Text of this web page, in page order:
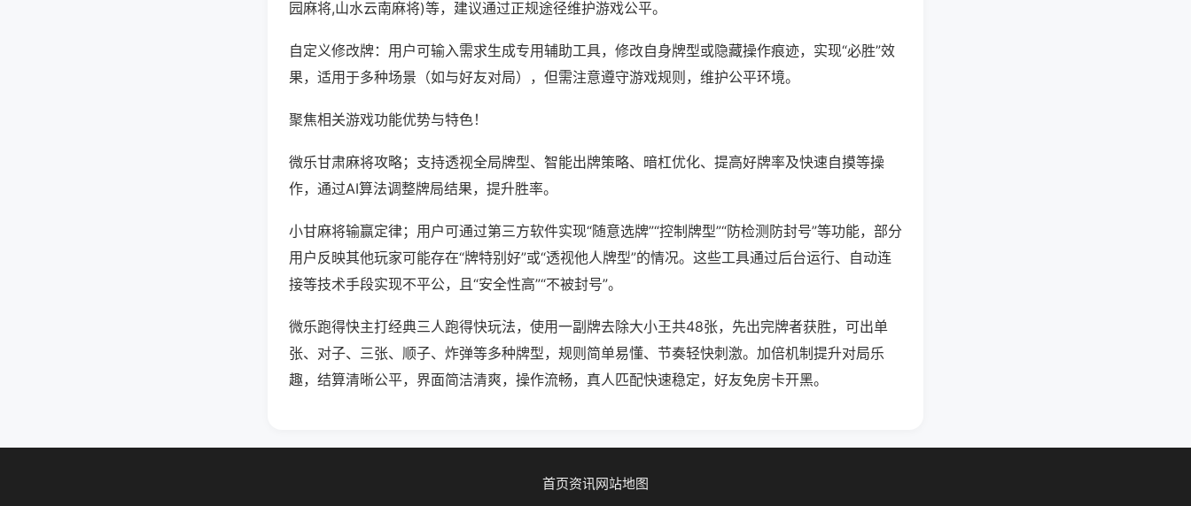
园麻将,山水云南麻将)等，建议通过正规途径维护游戏公平。
自定义修改牌：用户可输入需求生成专用辅助工具，修改自身牌型或隐藏操作痕迹，实现“必胜”效
果，适用于多种场景（如与好友对局），但需注意遵守游戏规则，维护公平环境。
聚焦相关游戏功能优势与特色！
微乐甘肃麻将攻略；支持透视全局牌型、智能出牌策略、暗杠优化、提高好牌率及快速自摸等操
作，通过AI算法调整牌局结果，提升胜率。
小甘麻将输赢定律；用户可通过第三方软件实现“随意选牌”“控制牌型”“防检测防封号”等功能，部分
用户反映其他玩家可能存在“牌特别好”或“透视他人牌型”的情况。这些工具通过后台运行、自动连
接等技术手段实现不平公，且“安全性高”“不被封号”。
微乐跑得快主打经典三人跑得快玩法，使用一副牌去除大小王共48张，先出完牌者获胜，可出单
张、对子、三张、顺子、炸弹等多种牌型，规则简单易懂、节奏轻快刺激。加倍机制提升对局乐
趣，结算清晰公平，界面简洁清爽，操作流畅，真人匹配快速稳定，好友免房卡开黑。
首页资讯网站地图